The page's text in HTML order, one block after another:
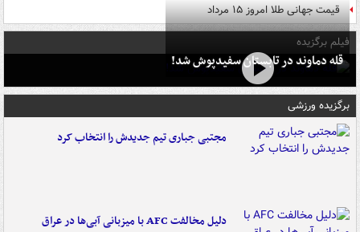
قیمت جهانی طلا امروز ۱۵ مرداد
فیلم برگزیده
قله دماوند در تابستان سفیدپوش شد!
برگزیده ورزشی
مجتبی جباری تیم جدیدش را انتخاب کرد
دلیل مخالفت AFC با میزبانی آبی‌ها در عراق